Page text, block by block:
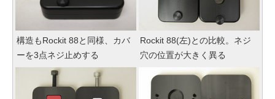
構造もRockit 88と同様、カバ
ーを3点ネジ止めする
Rockit 88(左)との比較。ネジ
穴の位置が大きく異る